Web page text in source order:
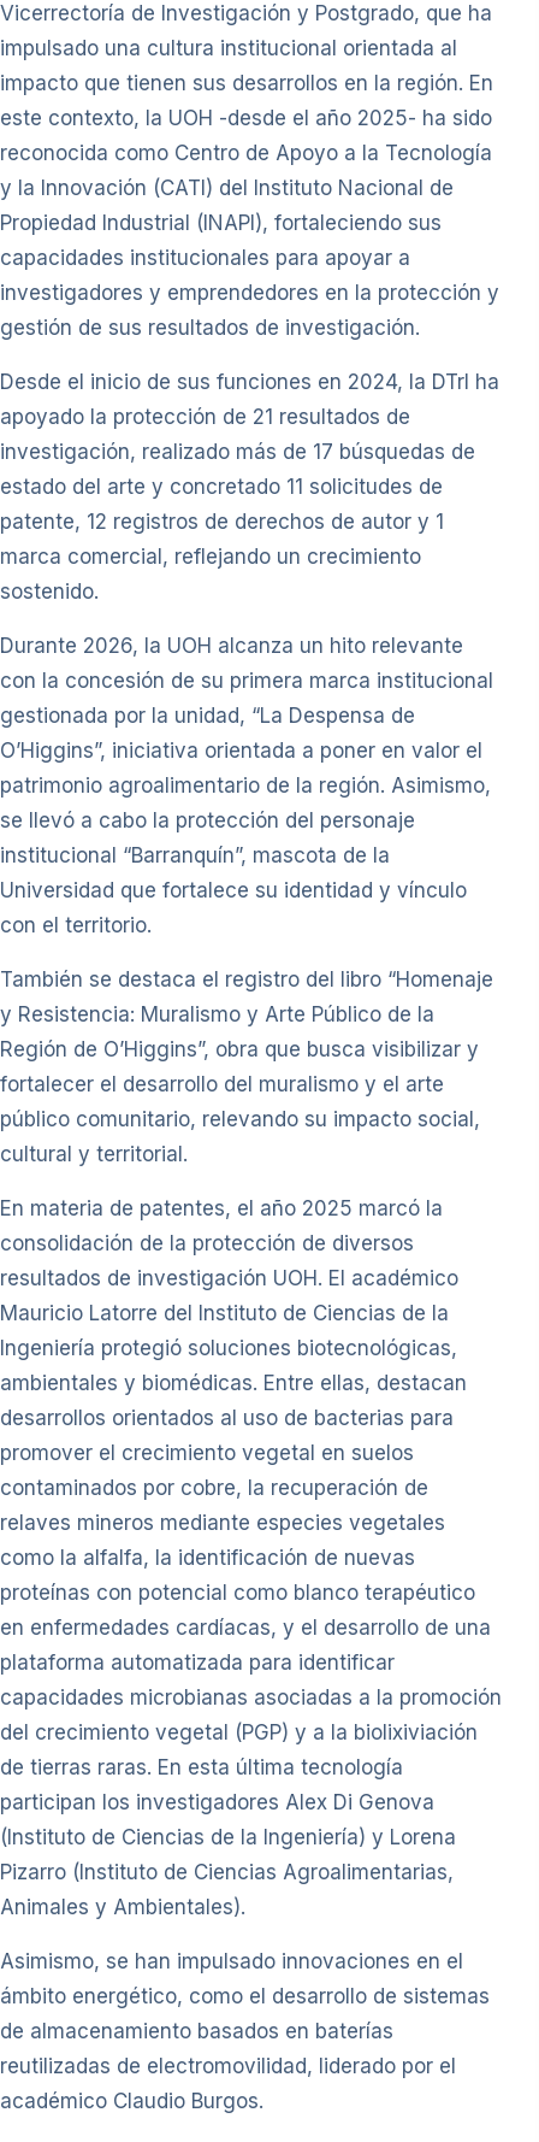
Vicerrectoría de Investigación y Postgrado, que ha
impulsado una cultura institucional orientada al
impacto que tienen sus desarrollos en la región. En
este contexto, la UOH -desde el año 2025- ha sido
reconocida como Centro de Apoyo a la Tecnología
y la Innovación (CATI) del Instituto Nacional de
Propiedad Industrial (INAPI), fortaleciendo sus
capacidades institucionales para apoyar a
investigadores y emprendedores en la protección y
gestión de sus resultados de investigación.
Desde el inicio de sus funciones en 2024, la DTrI ha
apoyado la protección de 21 resultados de
investigación, realizado más de 17 búsquedas de
estado del arte y concretado 11 solicitudes de
patente, 12 registros de derechos de autor y 1
marca comercial, reflejando un crecimiento
sostenido.
Durante 2026, la UOH alcanza un hito relevante
con la concesión de su primera marca institucional
gestionada por la unidad, “La Despensa de
O’Higgins”, iniciativa orientada a poner en valor el
patrimonio agroalimentario de la región. Asimismo,
se llevó a cabo la protección del personaje
institucional “Barranquín”, mascota de la
Universidad que fortalece su identidad y vínculo
con el territorio.
También se destaca el registro del libro “Homenaje
y Resistencia: Muralismo y Arte Público de la
Región de O’Higgins”, obra que busca visibilizar y
fortalecer el desarrollo del muralismo y el arte
público comunitario, relevando su impacto social,
cultural y territorial.
En materia de patentes, el año 2025 marcó la
consolidación de la protección de diversos
resultados de investigación UOH. El académico
Mauricio Latorre del Instituto de Ciencias de la
Ingeniería protegió soluciones biotecnológicas,
ambientales y biomédicas. Entre ellas, destacan
desarrollos orientados al uso de bacterias para
promover el crecimiento vegetal en suelos
contaminados por cobre, la recuperación de
relaves mineros mediante especies vegetales
como la alfalfa, la identificación de nuevas
proteínas con potencial como blanco terapéutico
en enfermedades cardíacas, y el desarrollo de una
plataforma automatizada para identificar
capacidades microbianas asociadas a la promoción
del crecimiento vegetal (PGP) y a la biolixiviación
de tierras raras. En esta última tecnología
participan los investigadores Alex Di Genova
(Instituto de Ciencias de la Ingeniería) y Lorena
Pizarro (Instituto de Ciencias Agroalimentarias,
Animales y Ambientales).
Asimismo, se han impulsado innovaciones en el
ámbito energético, como el desarrollo de sistemas
de almacenamiento basados en baterías
reutilizadas de electromovilidad, liderado por el
académico Claudio Burgos.